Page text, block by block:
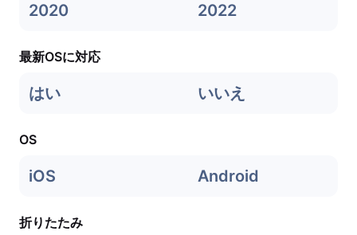
2020 2022
最新OSに対応
はい いいえ
OS
iOS Android
折りたたみ